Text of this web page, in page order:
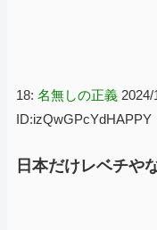
18: 名無しの正義
ID:izQwGPcYdHAPPY
日本だけレベチや